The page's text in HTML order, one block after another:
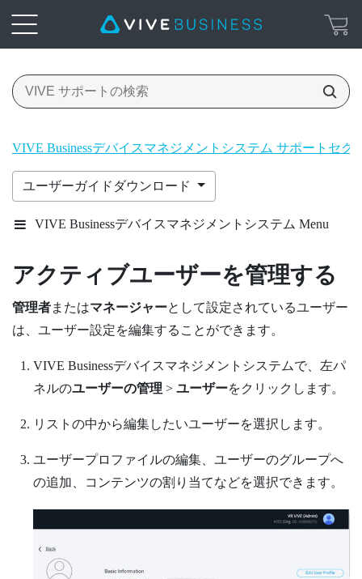
VIVE Businessデバイスマネジメントシステム サポートセク
ユーザーガイドダウンロード
VIVE Businessデバイスマネジメントシステム Menu
アクティブユーザーを管理する
管理者またはマネージャーとして設定されているユーザー
は、ユーザー設定を編集することができます。
VIVE Businessデバイスマネジメントシステムで、左パ
ネルのユーザーの管理 > ユーザーをクリックします。
リストの中から編集したいユーザーを選択します。
ユーザープロファイルの編集、ユーザーのグループへ
の追加、コンテンツの割り当てなどを選択できます。